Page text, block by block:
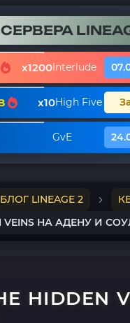
x1200Interlude
x10High Five
GvE
БЛОГ LINEAGE 2
VEINS НА АДЕНУ И